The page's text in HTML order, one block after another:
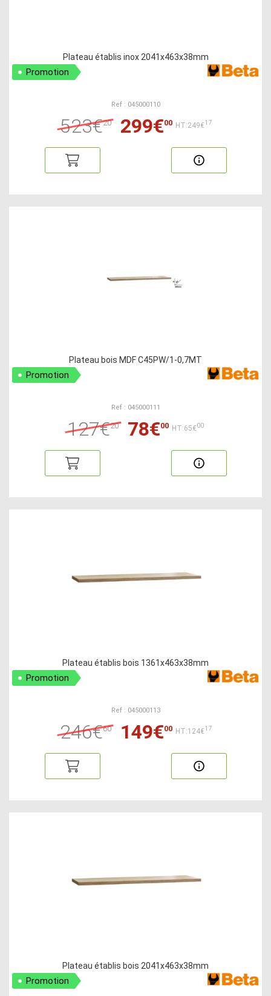
Plateau établis inox 2041x463x38mm
Promotion
Ref : 045000110
523€20 299€00 HT:249€17
Plateau bois MDF C45PW/1-0,7MT
Promotion
Ref : 045000111
127€20 78€00 HT:65€00
Plateau établis bois 1361x463x38mm
Promotion
Ref : 045000113
246€60 149€00 HT:124€17
Plateau établis bois 2041x463x38mm
Promotion